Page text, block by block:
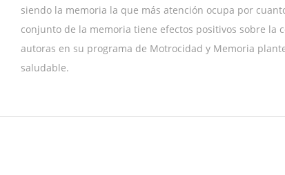
siendo la memoria la que más atención ocupa por
conjunto de la memoria tiene efectos positivos sobre la
autoras en su programa de Motrocidad y Memoria
saludable.